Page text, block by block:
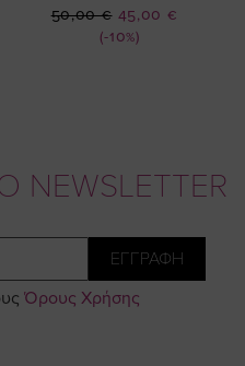
(-10%)
Ειδική
Τιμή
45,00 €
50,00 €
NEWSLETTER
ΕΓΓΡΑΦΗ
Όρους Χρήσης